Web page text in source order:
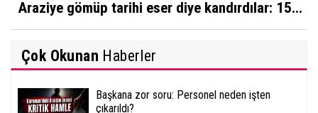
Araziye gömüp tarihi eser diye kandırdılar: 15...
Çok Okunan Haberler
Başkana zor soru: Personel neden işten
çıkarıldı?